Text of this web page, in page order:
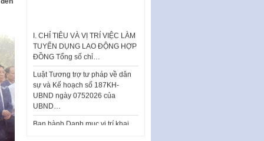
TUYỂN DỤNG LAO ĐỘNG HỢP
ĐỒNG Tổng số chỉ…
Luật Tương trợ tư pháp về dân
sự và Kế hoạch số 187KH-
UBND ngày 0752026 của
UBND…
thác quảng cáo trên địa bàn